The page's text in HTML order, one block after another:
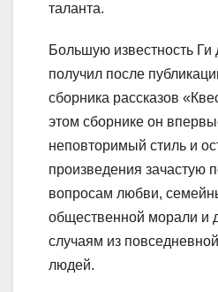
таланта.
Большую известность Ги
получил после
сборника рассказов
этом сборнике он
неповторимый стиль и
произведения зачастую
вопросам любви,
общественной морали и
случаям из
людей.